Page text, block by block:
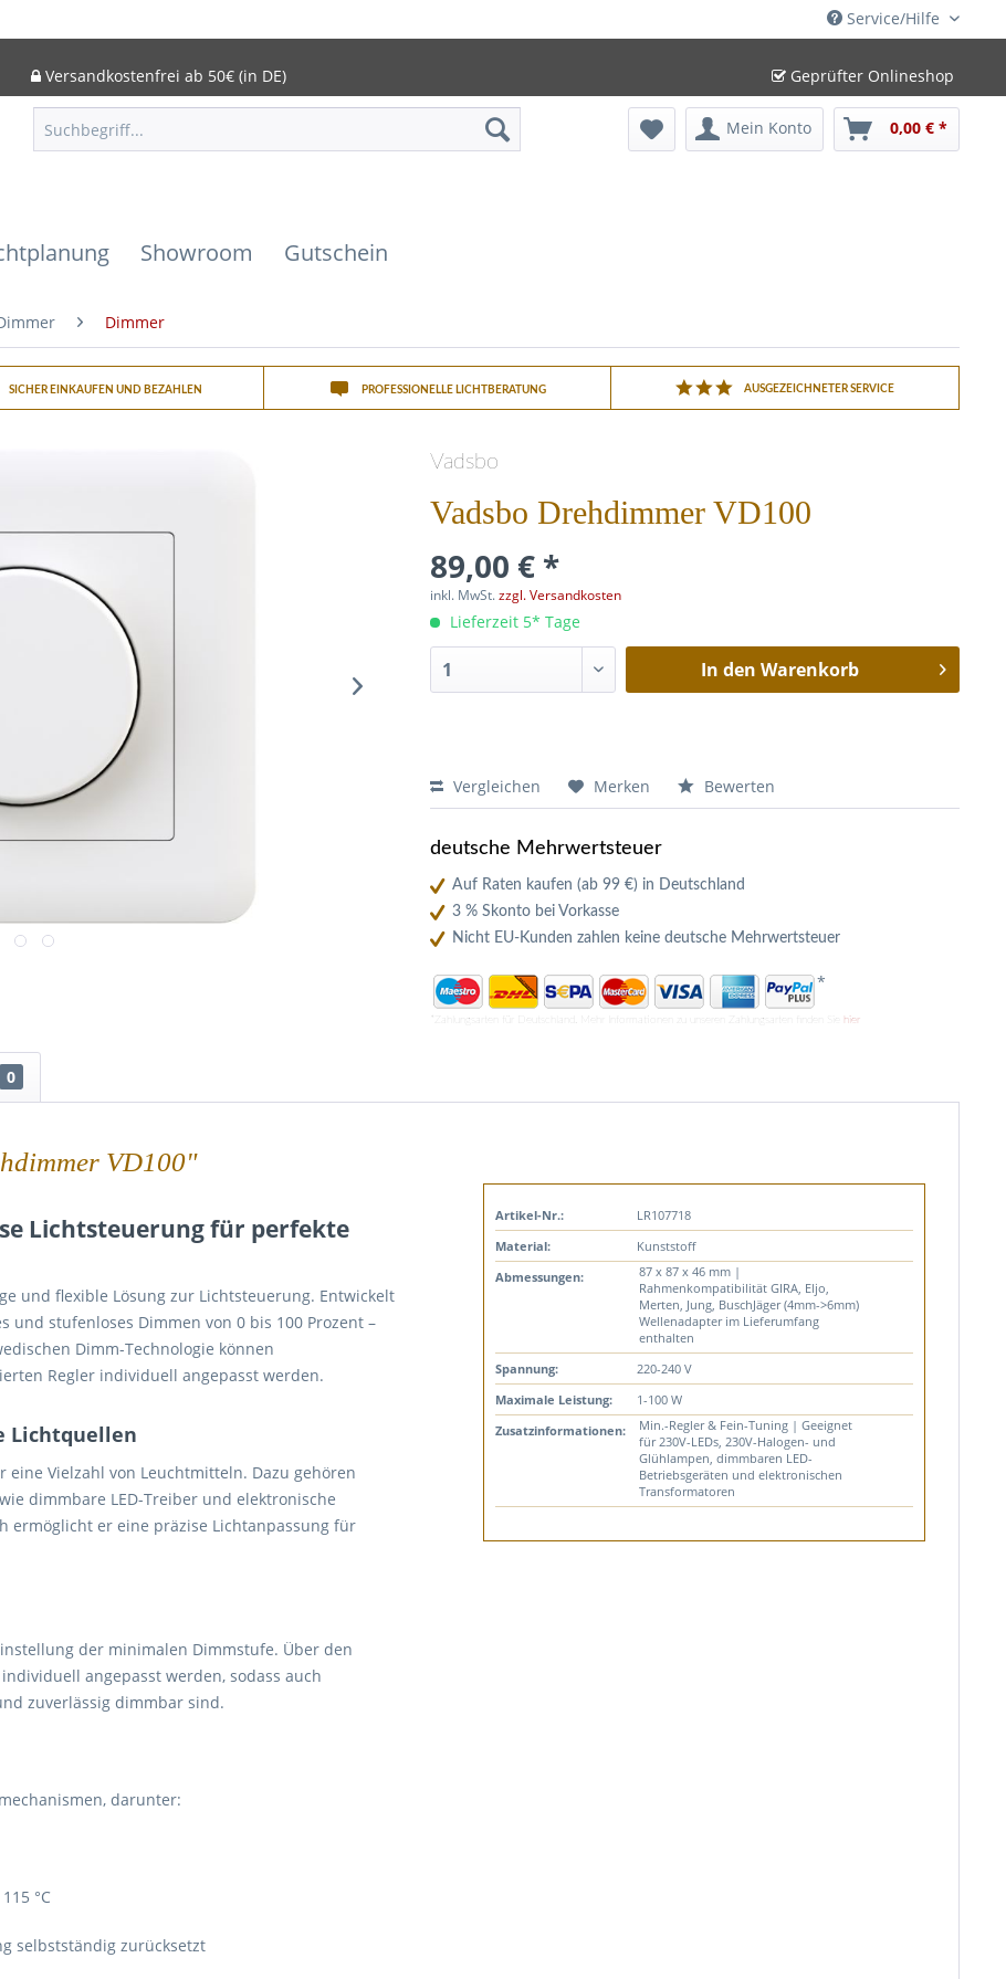
Service/Hilfe
Versandkostenfrei ab 50€ (in DE) Geprüfter Onlineshop
Mein Konto 0,00 € *
Showroom Gutschein
Dimmer
SICHER EINKAUFEN UND BEZAHLEN PROFESSIONELLE LICHTBERATUNG AUSGEZEICHNETER SERVICE
Vadsbo
Vadsbo Drehdimmer VD100
89,00 € *
inkl. MwSt.zzgl. Versandkosten
Lieferzeit 5* Tage
In den Warenkorb
Vergleichen Merken Bewerten
deutsche Mehrwertsteuer
Auf Raten kaufen (ab 99 €) in Deutschland
3 % Skonto bei Vorkasse
Nicht EU-Kunden zahlen keine deutsche Mehrwertsteuer
*
*Zahlungsarten für Deutschland. Mehr Informationen zu unseren Zahlungsarten finden Sie hier
0
VD100"
Lichtsteuerung für perfekte
und flexible Lösung zur Lichtsteuerung. Entwickelt
und stufenloses Dimmen von 0 bis 100 Prozent –
Dimm-Technologie können
Regler individuell angepasst werden.
Lichtquellen
Vielzahl von Leuchtmitteln. Dazu gehören
dimmbare LED-Treiber und elektronische
ermöglicht er eine präzise Lichtanpassung für
der minimalen Dimmstufe. Über den
angepasst werden, sodass auch
zuverlässig dimmbar sind.
darunter:
°C
selbstständig zurücksetzt
Artikel-Nr.:
LR107718
Material:
Kunststoff
Abmessungen:
87 x 87 x 46 mm |
Rahmenkompatibilität GIRA, Eljo,
Merten, Jung, BuschJäger (4mm->6mm)
Wellenadapter im Lieferumfang
enthalten
Spannung:
220-240 V
Maximale Leistung:
1-100 W
Zusatzinformationen:
Min.-Regler & Fein-Tuning | Geeignet
für 230V-LEDs, 230V-Halogen- und
Glühlampen, dimmbaren LED-
Betriebsgeräten und elektronischen
Transformatoren